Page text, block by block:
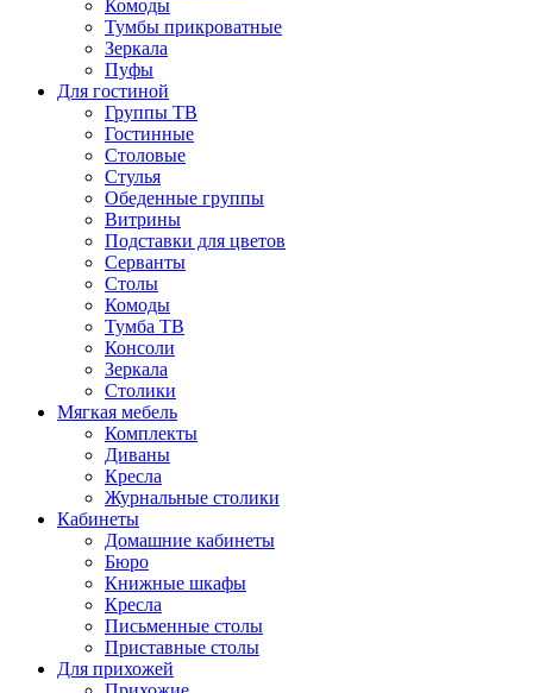
Комоды
Тумбы прикроватные
Зеркала
Пуфы
Для гостиной
Группы ТВ
Гостинные
Столовые
Стулья
Обеденные группы
Витрины
Подставки для цветов
Серванты
Столы
Комоды
Тумба ТВ
Консоли
Зеркала
Столики
Мягкая мебель
Комплекты
Диваны
Кресла
Журнальные столики
Кабинеты
Домашние кабинеты
Бюро
Книжные шкафы
Кресла
Письменные столы
Приставные столы
Для прихожей